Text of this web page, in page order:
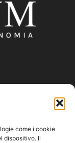
come i cookie
dispositivo. Il